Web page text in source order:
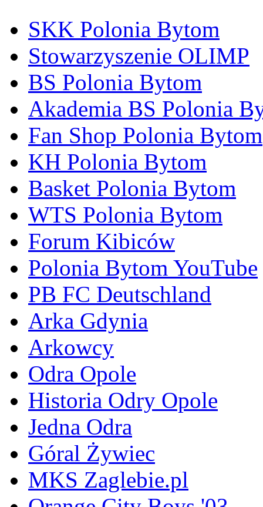
SKK Polonia Bytom
Stowarzyszenie OLIMP
BS Polonia Bytom
Akademia BS Polonia
Fan Shop Polonia Bytom
KH Polonia Bytom
Basket Polonia Bytom
WTS Polonia Bytom
Forum Kibiców
Polonia Bytom YouTube
PB FC Deutschland
Arka Gdynia
Arkowcy
Odra Opole
Historia Odry Opole
Jedna Odra
Góral Żywiec
MKS Zaglebie.pl